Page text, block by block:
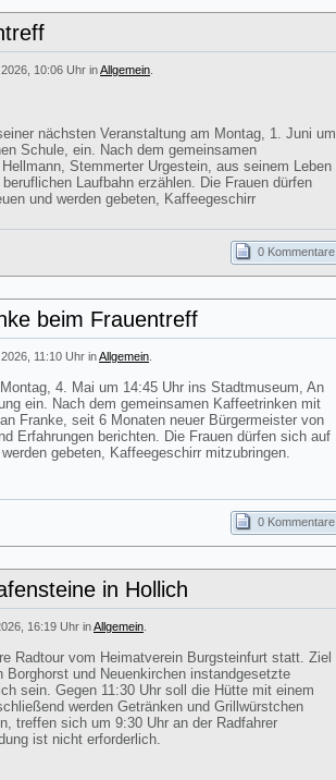
2026, 10:06 Uhr inAllgemein
nächsten Veranstaltung am Montag, 1. Juni um
Schule, ein. Nach dem gemeinsamen
Stemmerter Urgestein, aus seinem Leben
Laufbahn erzählen. Die Frauen dürfen
und werden gebeten, Kaffeegeschirr
0 Kommentare
beim Frauentreff
2026, 11:10 Uhr inAllgemein
4. Mai um 14:45 Uhr ins Stadtmuseum, An
ein. Nach dem gemeinsamen Kaffeetrinken mit
Franke, seit 6 Monaten neuer Bürgermeister von
Erfahrungen berichten. Die Frauen dürfen sich auf
gebeten, Kaffeegeschirr mitzubringen.
0 Kommentare
in Hollich
16:19 Uhr inAllgemein
Radtour vom Heimatverein Burgsteinfurt statt. Ziel
und Neuenkirchen instandgesetzte
sein. Gegen 11:30 Uhr soll die Hütte mit einem
werden Getränken und Grillwürstchen
treffen sich um 9:30 Uhr an der Radfahrer
ist nicht erforderlich.